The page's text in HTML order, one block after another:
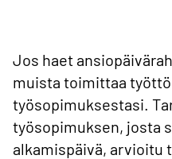
Jos haet
muista toimittaa
työsopimuksestasi.
työsopimuksen, josta
alkamispäivä, arvioitu